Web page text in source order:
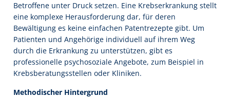
Betroffene unter Druck setzen. Eine Krebserkrankung stellt
eine komplexe Herausforderung dar, für deren
Bewältigung es keine einfachen Patentrezepte gibt. Um
Patienten und Angehörige individuell auf ihrem Weg
durch die Erkrankung zu unterstützen, gibt es
professionelle psychosoziale Angebote, zum Beispiel in
Krebsberatungsstellen oder Kliniken.
Methodischer Hintergrund